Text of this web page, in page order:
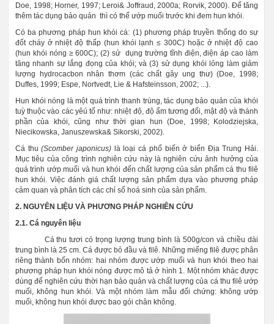
Doe, 1998; Horner, 1997; Leroi& Joffraud, 2000a; Rorvik, 2000). Để tăng
thêm tác dụng bảo quản thì có thể ướp muối trước khi đem hun khói.
Có ba phương pháp hun khói cá: (1) phương pháp truyền thống do sự
đốt cháy ở nhiệt độ thấp (hun khói lạnh ≤ 300C) hoặc ở nhiệt độ cao
(hun khói nóng ≥ 600C); (2) sử dụng trường tĩnh điện, điện áp cao làm
tăng nhanh sự lắng đọng của khói; và (3) sử dụng khói lỏng làm giảm
lượng hydrocacbon nhân thơm (các chất gây ung thư) (Doe, 1998;
Duffes, 1999; Espe, Nortvedt, Lie & Hafsteinsson, 2002; ...).
Hun khói nóng là một quá trình thanh trùng, tác dụng bảo quản của khói
tuỳ thuộc vào các yêú tố như: nhiệt độ, độ ẩm tương đối, mật độ và thành
phần của khói, cũng như thời gian hun (Doe, 1998; Kolodziejska,
Niecikowska, Januszewska& Sikorski, 2002).
Cá thu(Scomber japonicus) là loại cá phổ biến ở biển Địa Trung Hải.
Mục tiêu của công trình nghiên cứu này là nghiên cứu ảnh hưởng của
quá trình ướp muối và hun khói đến chất lượng của sản phẩm cá thu filê
hun khói. Việc đánh giá chất lượng sản phẩm dựa vào phương pháp
cảm quan và phân tích các chỉ số hoá sinh của sản phẩm.
2. NGUYÊN LIỆU VÀ PHƯƠNG PHÁP NGHIÊN CỨU
2.1. Cá nguyên liệu
Cá thu tươi có trọng lượng trung bình là 500g/con và chiều dài
trung bình là 25 cm. Cá được bỏ đầu và filê. Những miếng filê được phân
riêng thành bốn nhóm: hai nhóm được ướp muối và hun khói theo hai
phương pháp hun khói nóng được mô tả ở hình 1. Một nhóm khác được
dùng để nghiên cứu thời hạn bảo quản và chất lượng của cá thu filê ướp
muối, không hun khói. Và một nhóm làm mẫu đối chứng: không ướp
muối, không hun khói được bao gói chân không.